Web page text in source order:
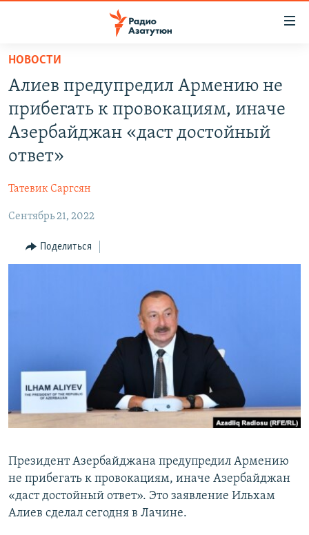
Перейти
основному
содержанию
Перейти
основной
Перейти
НОВОСТИ
ПОЛИТИКА
НАГОРНЫЙ КАРАБАХ
КУЛЬТУРА
Русский
Все сайты Радио Азатутюн
НОВОСТИ
Алиев предупредил Армению не
прибегать к провокациям, иначе
Азербайджан «даст достойный
ответ»
Татевик Саргсян
Сентябрь 21, 2022
Поделиться
Президент Азербайджана предупредил Армению
не прибегать к провокациям, иначе Азербайджан
«даст достойный ответ». Это заявление Ильхам
Алиев сделал сегодня в Лачине.